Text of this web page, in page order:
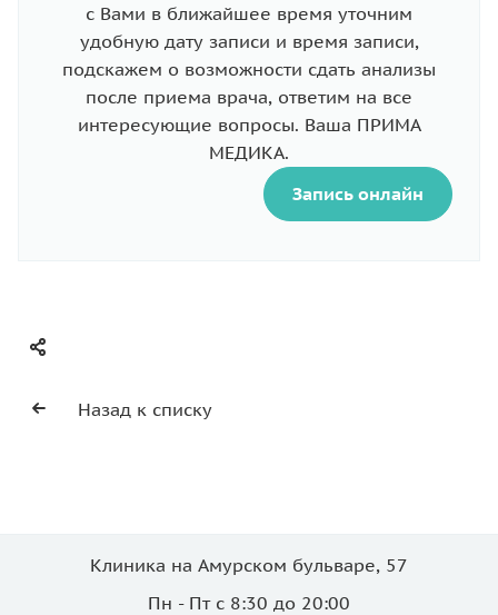
с Вами в ближайшее время уточним
удобную дату записи и время записи,
подскажем о возможности сдать анализы
после приема врача, ответим на все
интересующие вопросы. Ваша ПРИМА
МЕДИКА.
Запись онлайн
Назад к списку
Клиника на Амурском бульваре, 57
Пн - Пт с 8:30 до 20:00